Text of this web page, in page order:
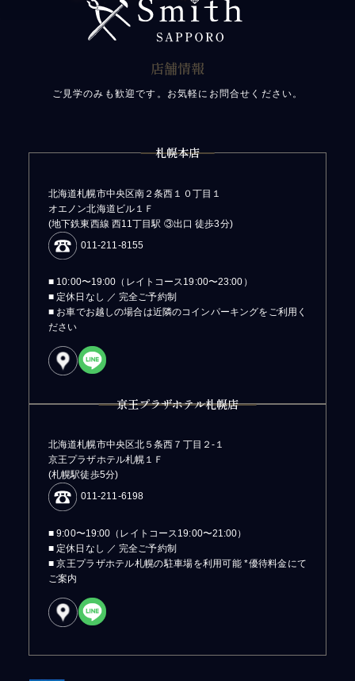
店舗情報
ご見学のみも歓迎です。お気軽にお問合せください。
札幌本店
北海道札幌市中央区南２条西１０丁目１
オエノン北海道ビル１Ｆ
(地下鉄東西線 西11丁目駅 ③出口 徒歩3分)
011-211-8155
■ 10:00〜19:00（レイトコース19:00〜23:00）
■ 定休日なし ／ 完全ご予約制
■ お車でお越しの場合は近隣のコインパーキングをご利用く
ださい
京王プラザホテル札幌店
北海道札幌市中央区北５条西７丁目２-１
京王プラザホテル札幌１Ｆ
(札幌駅徒歩5分)
011-211-6198
■ 9:00〜19:00（レイトコース19:00〜21:00）
■ 定休日なし ／ 完全ご予約制
■ 京王プラザホテル札幌の駐車場を利用可能 *優待料金にて
ご案内